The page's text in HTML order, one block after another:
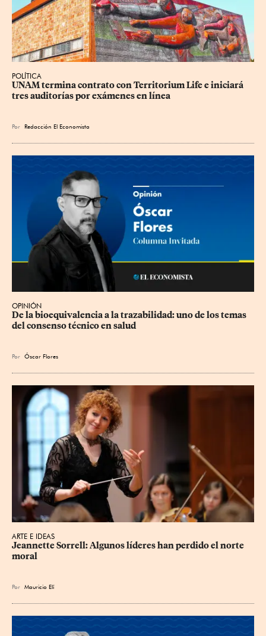
POLÍTICA
UNAM termina contrato con Territorium Life e iniciará
tres auditorías por exámenes en línea
Por Redacción El Economista
OPINIÓN
De la bioequivalencia a la trazabilidad: uno de los temas
del consenso técnico en salud
Por Óscar Flores
ARTE E IDEAS
Jeannette Sorrell: Algunos líderes han perdido el norte
moral
Por Mauricio Elí